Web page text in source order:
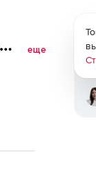
еще